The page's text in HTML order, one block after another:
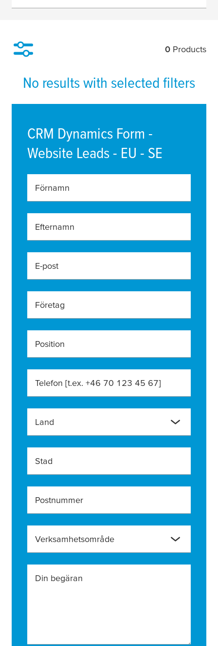
0 Products
No results with selected filters
CRM Dynamics Form -
Website Leads - EU - SE
Förnamn
Efternamn
E-post
Företag
Position
Telefon [t.ex. +46 70 123 45 67]
Land
Stad
Postnummer
Verksamhetsområde
Din begäran